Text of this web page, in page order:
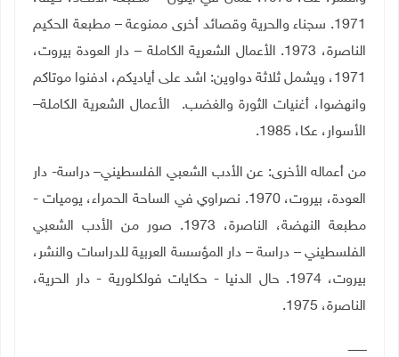
1971. سجناء والحرية وقصائد أخرى ممنوعة – مطبعة الحكيم
الناصرة، 1973. الأعمال الشعرية الكاملة – دار العودة بيروت،
1971، ويشمل ثلاثة دواوين: اشد على أياديكم، ادفنوا موتاكم
وانهضوا، أغنيات الثورة والغضب. الأعمال الشعرية الكاملة–
الأسوار، عكا، 1985
.
من أعماله الأخرى: عن الأدب الشعبي الفلسطيني– دراسة- دار
العودة، بيروت، 1970. نصراوي في الساحة الحمراء، يوميات -
مطبعة النهضة، الناصرة، 1973. صور من الأدب الشعبي
الفلسطيني – دراسة – دار المؤسسة العربية للدراسات والنشر،
بيروت، 1974. حال الدنيا - حكايات فولكلورية - دار الحرية،
الناصرة، 1975
.
ــــــــــ